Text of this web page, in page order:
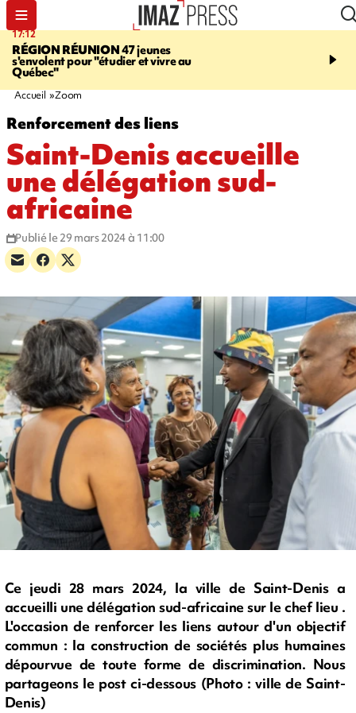
17:12
RÉGION RÉUNION47 jeunes
s'envolent pour "étudier et vivre au
Québec"
19:05
chute de 6 mètres lors
Accueil Zoom
Renforcement des liens
Saint-Denis accueille
une délégation sud-
africaine
Publié le 29 mars 2024 à 11:00
Ce jeudi 28 mars 2024, la ville de Saint-Denis a
accueilli une délégation sud-africaine sur le chef lieu .
L'occasion de renforcer les liens autour d'un objectif
commun : la construction de sociétés plus humaines
dépourvue de toute forme de discrimination. Nous
partageons le post ci-dessous (Photo : ville de Saint-
Denis)